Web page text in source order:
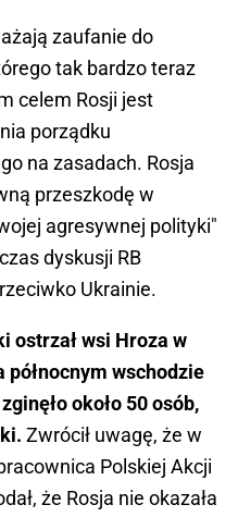
zaufanie do
tak bardzo teraz
celem Rosji jest
porządku
na zasadach. Rosja
przeszkodę w
agresywnej polityki"
dyskusji RB
Ukrainie.
ostrzał wsi Hroza w
wschodzie
około 50 osób,
Zwrócił uwagę, że w
Polskiej Akcji
że Rosja nie okazała